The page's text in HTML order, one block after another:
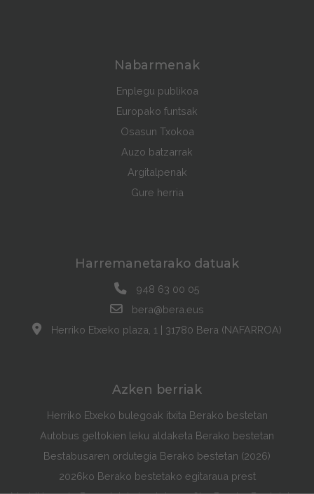
Nabarmenak
Enplegu publikoa
Europako funtsak
Osasun Txokoa
Auzo batzarrak
Argitalpenak
Gure herria
Harremanetarako datuak
948 63 00 05
bera@bera.eus
Herriko Etxeko plaza, 1 | 31780 Bera (NAFARROA)
Azken berriak
Herriko Etxeko bulegoak itxita Berako bestetan
Autobus geltokien leku aldaketa Berako bestetan
Bestabusaren ordutegia Berako bestetan (2026)
2026ko Berako bestetako egitaraua prest